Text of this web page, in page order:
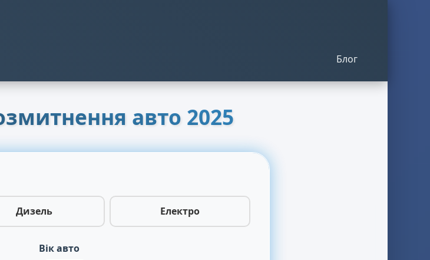
Блог
авто 2025
Дизель Електро
Вік авто